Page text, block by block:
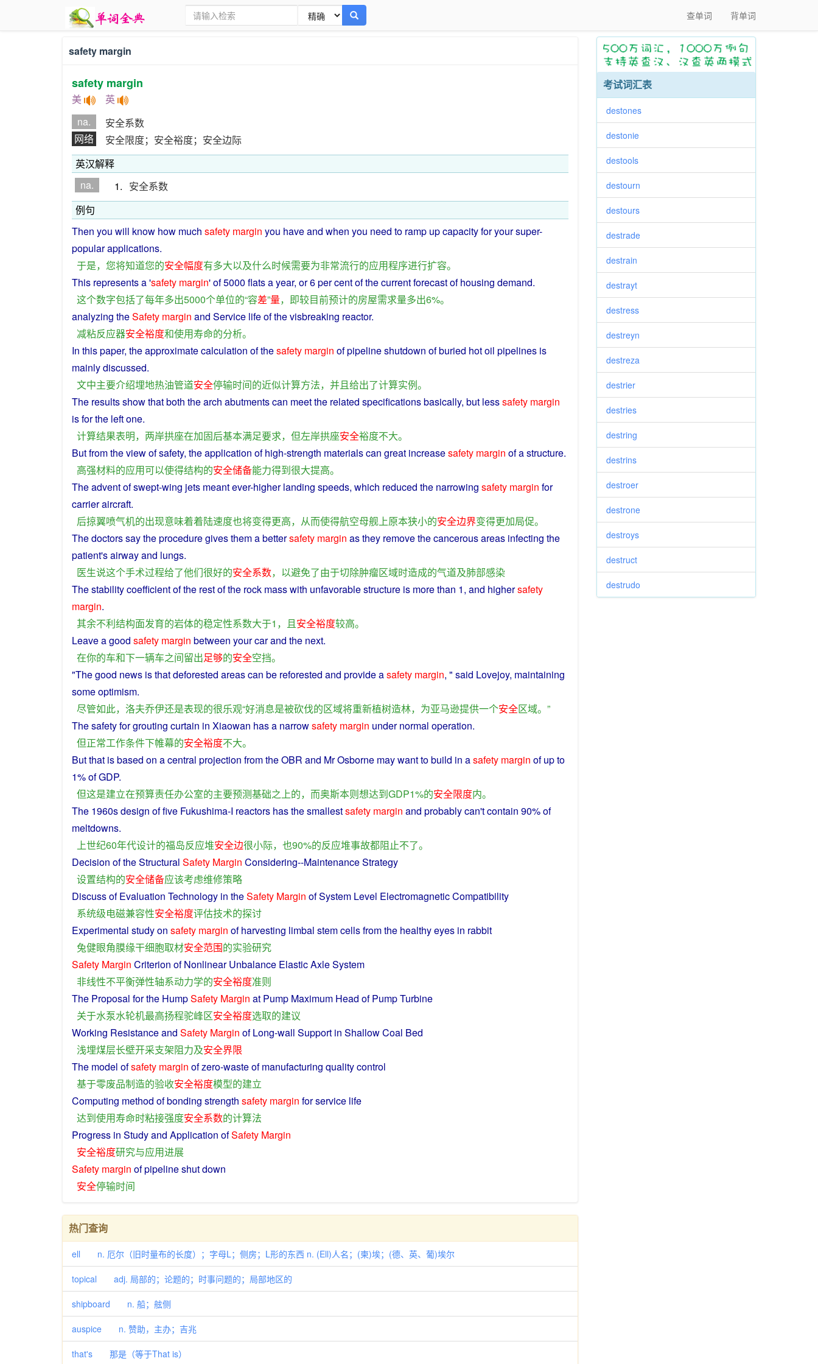
查单词 背单词
safety margin
safety margin
美 英
na.
安全系数
网络
安全限度；安全裕度；安全边际
英汉解释
na.
1. 安全系数
例句
Then you will know how much safety margin you haveand when you need to ramp up capacityforyour super-
popularapplications.
于是， 您将知道您的安全幅度有多大以及什么时候需要为非常流行的应用程序进行扩容。
This representsa'safety margin'of5000 flatsayear, or6 per cent of thecurrentforecastofhousing demand.
这个数字包括了每年多出5000个单位的“容差”量， 即较目前预计的房屋需求量多出6%。
analyzing theSafety margin and Service lifeof thevisbreaking reactor.
减粘反应器安全裕度和使用寿命的分析。
In thispaper, theapproximatecalculation ofthesafety margin ofpipelineshutdown ofburied hotoil pipelines is
mainlydiscussed.
文中主要介绍埋地热油管道安全停输时间的近似计算方法， 并且给出了计算实例。
The resultsshowthatboth thearch abutmentscan meetthe related specificationsbasically, but lesssafety margin
is for the leftone.
计算结果表明， 两岸拱座在加固后基本满足要求， 但左岸拱座安全裕度不大。
Butfromthe viewofsafety, theapplication of high-strength materialscan great increasesafety margin of astructure.
高强材料的应用可以使得结构的安全储备能力得到很大提高。
Theadventofswept-wing jets meantever-higher landing speeds, which reduced the narrowing safety margin for
carrier aircraft.
后掠翼喷气机的出现意味着着陆速度也将变得更高， 从而使得航空母舰上原本狭小的安全边界变得更加局促。
Thedoctorssaytheproceduregivesthemabettersafety margin asthey removethecancerousareas infecting the
patient'sairwayand lungs.
医生说这个手术过程给了他们很好的安全系数， 以避免了由于切除肿瘤区域时造成的气道及肺部感染
Thestabilitycoefficientof the restof the rock masswith unfavorablestructure is morethan 1, and highersafety
margin.
其余不利结构面发育的岩体的稳定性系数大于1， 且安全裕度较高。
Leaveagood safety margin between yourcarand the next.
在你的车和下一辆车之间留出足够的安全空挡。
"Thegood news isthat deforested areascan be reforested and provideasafety margin, " said Lovejoy, maintaining
someoptimism.
尽管如此， 洛夫乔伊还是表现的很乐观“好消息是被砍伐的区域将重新植树造林， 为亚马逊提供一个安全区域。”
Thesafetyfor grouting curtain in Xiaowan has a narrowsafety margin under normal operation.
但正常工作条件下帷幕的安全裕度不大。
Butthat isbased on acentral projection fromtheOBR and MrOsborne maywanttobuild in asafety margin ofup to
1% of GDP.
但这是建立在预算责任办公室的主要预测基础之上的，而奥斯本则想达到GDP1%的安全限度内。
The 1960sdesign of five Fukushima-I reactors hasthesmallestsafety margin and probablycan't contain 90% of
meltdowns.
上世纪60年代设计的福岛反应堆安全边很小际， 也90%的反应堆事故都阻止不了。
Decision oftheStructural Safety Margin Considering--MaintenanceStrategy
设置结构的安全储备应该考虑维修策略
DiscussofEvaluation Technology in theSafety Margin ofSystem Level ElectromagneticCompatibility
系统级电磁兼容性安全裕度评估技术的探讨
Experimental studyon safety margin ofharvesting limbal stemcells from the healthyeyes in rabbit
兔健眼角膜缘干细胞取材安全范围的实验研究
Safety Margin Criterion of Nonlinear Unbalance ElasticAxleSystem
非线性不平衡弹性轴系动力学的安全裕度准则
The Proposal for the HumpSafety Margin at Pump Maximum Head of PumpTurbine
关于水泵水轮机最高扬程驼峰区安全裕度选取的建议
Working Resistanceand Safety Margin ofLong-wall Support in ShallowCoal Bed
浅埋煤层长壁开采支架阻力及安全界限
The model ofsafety margin ofzero-wasteofmanufacturing qualitycontrol
基于零废品制造的验收安全裕度模型的建立
Computing method ofbonding strength safety margin forservice life
达到使用寿命时粘接强度安全系数的计算法
Progress in Studyand Application ofSafety Margin
安全裕度研究与应用进展
Safety margin ofpipelineshutdown
安全停输时间
热门查询
ell n. 厄尔（旧时量布的长度）；字母L；侧房；L形的东西 n. (Ell)人名；(柬)埃；(德、英、葡)埃尔
topical adj. 局部的；论题的；时事问题的；局部地区的
shipboard n. 船；舷侧
auspice n. 赞助，主办；吉兆
that's 那是（等于That is）
考试词汇表
destones
destonie
destools
destourn
destours
destrade
destrain
destrayt
destress
destreyn
destreza
destrier
destries
destring
destrins
destroer
destrone
destroys
destruct
destrudo